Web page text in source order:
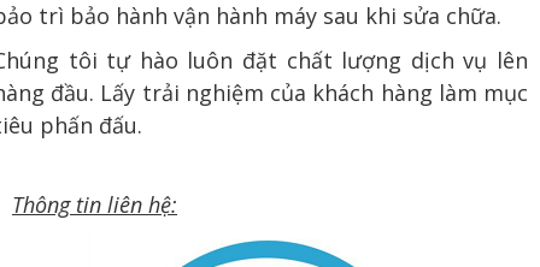
trì bảo hành vận hành máy sau khi sửa chữa.
tôi tự hào luôn đặt chất lượng dịch vụ lên
đầu. Lấy trải nghiệm của khách hàng làm mục
phấn đấu.
Thông tin liên hệ: